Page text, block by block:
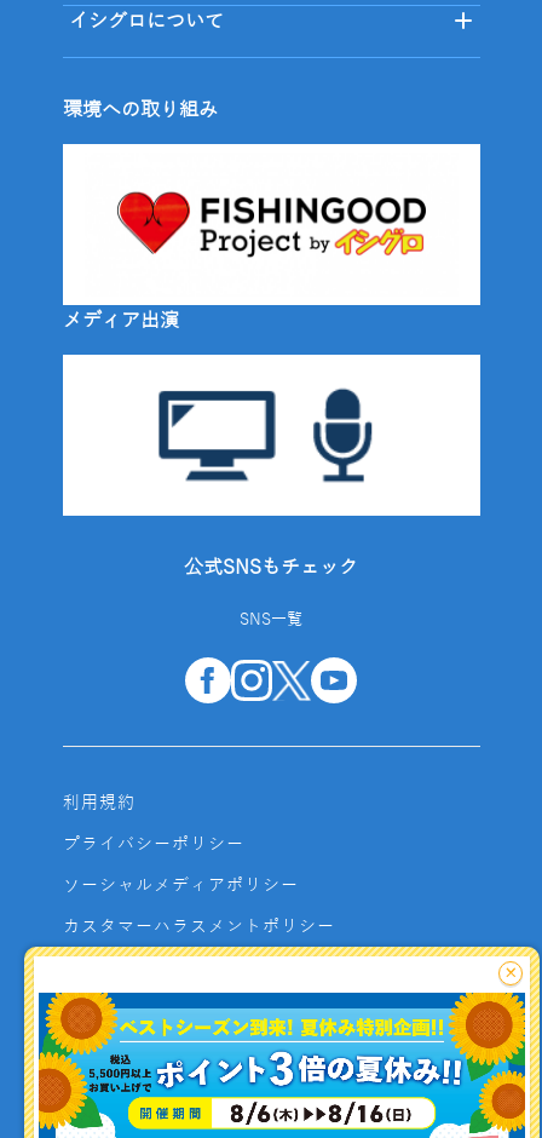
イシグロについて
環境への取り組み
メディア出演
公式SNSもチェック
SNS一覧
利用規約
プライバシーポリシー
ソーシャルメディアポリシー
カスタマーハラスメントポリシー
よくあるご質問
お問い合わせ
利用者資金の保全方法
×